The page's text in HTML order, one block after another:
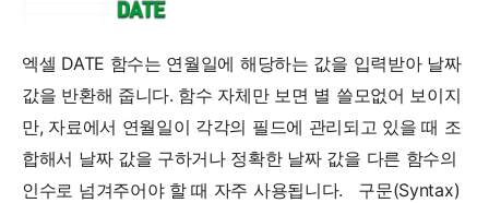
엑셀 DATE 함수는 연월일에 해당하는 값을 입력받아 날짜
값을 반환해 줍니다. 함수 자체만 보면 별 쓸모없어 보이지
만, 자료에서 연월일이 각각의 필드에 관리되고 있을 때 조
합해서 날짜 값을 구하거나 정확한 날짜 값을 다른 함수의
인수로 넘겨주어야 할 때 자주 사용됩니다. 구문(Syntax)